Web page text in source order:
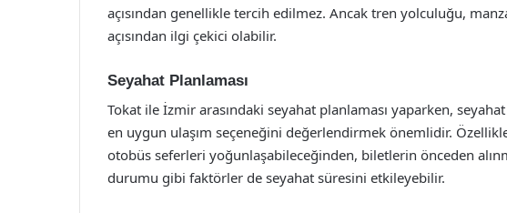
açısından genellikle tercih edilmez. Ancak tren yolculuğu,
açısından ilgi çekici olabilir.
Seyahat Planlaması
Tokat ile İzmir arasındaki seyahat planlaması yaparken,
en uygun ulaşım seçeneğini değerlendirmek önemlidir.
otobüs seferleri yoğunlaşabileceğinden, biletlerin önceden
durumu gibi faktörler de seyahat süresini etkileyebilir.